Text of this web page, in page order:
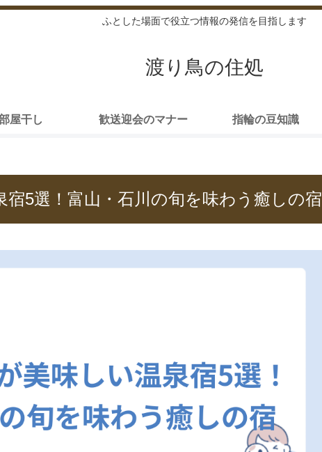
ふとした場面で役立つ情報の発信を目指します
渡り鳥の住処
屋干し 歓送迎会のマナー 指輪の豆知識
5選！富山・石川の旬を味わう癒しの宿